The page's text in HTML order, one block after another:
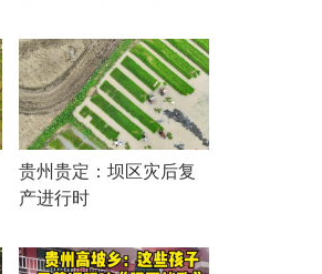
贵州贵定：坝区灾后复
产进行时